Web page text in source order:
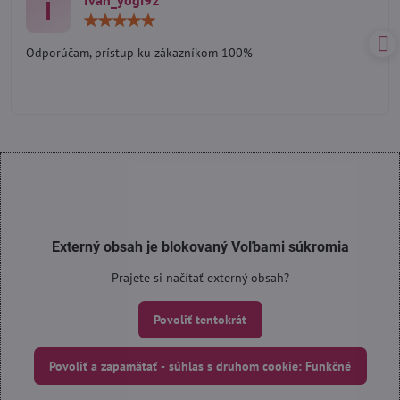
I
5
Odporúčam, prístup ku zákazníkom 100%
Externý obsah je blokovaný Voľbami súkromia
Prajete si načítať externý obsah?
Povoliť tentokrát
Povoliť a zapamätať - súhlas s druhom cookie: Funkčné